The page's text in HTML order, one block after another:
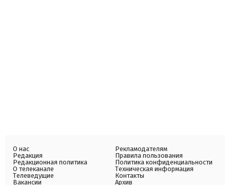
О нас
Редакция
Редакционная политика
О телеканале
Телеведущие
Вакансии
Рекламодателям
Правила пользования
Политика конфиденциальности
Техническая информация
Контакты
Архив